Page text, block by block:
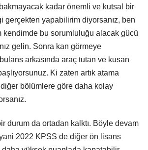
kadar önemli ve kutsal bir
gerçekten yapabilirim diyorsanız, ben
kendimde bu sorumluluğu alacak gücü
gelin. Sonra kan görmeye
arkasında araç tutan ve kusan
Ki zaten artık atama
bölümlere göre daha kolay
durum da ortadan kalktı. Böyle devam
2022 KPSS de diğer ön lisans